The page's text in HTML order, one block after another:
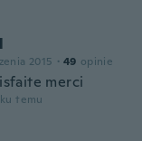
2015 · 49 opinie
merci
temu